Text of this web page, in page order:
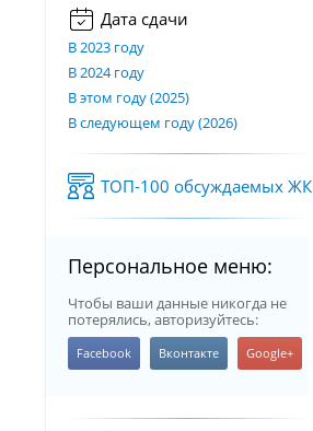
Дата сдачи
В 2023 году
В 2024 году
В этом году (2025)
В следующем году (2026)
ТОП-100 обсуждаемых ЖК
Персональное меню:
Чтобы ваши данные никогда не
потерялись, авторизуйтесь: